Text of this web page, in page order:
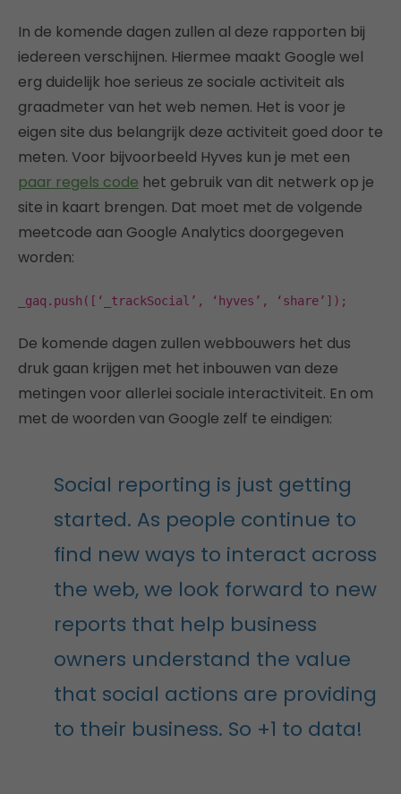
In de komende dagen zullen al deze rapporten bij
iedereen verschijnen. Hiermee maakt Google wel
erg duidelijk hoe serieus ze sociale activiteit als
graadmeter van het web nemen. Het is voor je
eigen site dus belangrijk deze activiteit goed door te
meten. Voor bijvoorbeeld Hyves kun je met een
paar regels code het gebruik van dit netwerk op je
site in kaart brengen. Dat moet met de volgende
meetcode aan Google Analytics doorgegeven
worden:
_gaq.push([‘_trackSocial’, ‘hyves’, ‘share’]);
De komende dagen zullen webbouwers het dus
druk gaan krijgen met het inbouwen van deze
metingen voor allerlei sociale interactiviteit. En om
met de woorden van Google zelf te eindigen:
Social reporting is just getting
started. As people continue to
find new ways to interact across
the web, we look forward to new
reports that help business
owners understand the value
that social actions are providing
to their business. So +1 to data!